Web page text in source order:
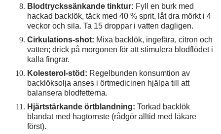
Blodtryckssänkande tinktur: Fyll en burk med
hackad backlök, täck med 40 % sprit, låt dra mörkt i 4
veckor och sila. Ta 15 droppar i vatten dagligen.
Cirkulations-shot: Mixa backlök, ingefära, citron och
vatten; drick på morgonen för att stimulera blodflödet i
kalla fingrar.
Kolesterol-stöd: Regelbunden konsumtion av
backlöksolja anses i örtmedicinen hjälpa till att
balansera blodfetterna.
Hjärtstärkande örtblandning: Torkad backlök
blandat med hagtornste (rådgör alltid med läkare
först).